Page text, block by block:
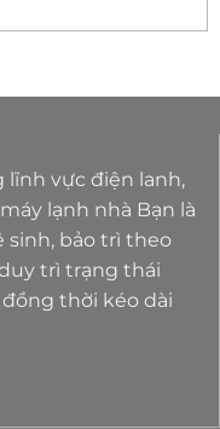
vực điện lanh,
lạnh nhà Bạn là
sinh, bảo trì theo
trì trạng thái
thời kéo dài